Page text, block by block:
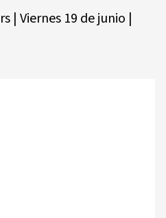
| Viernes 19 de junio |